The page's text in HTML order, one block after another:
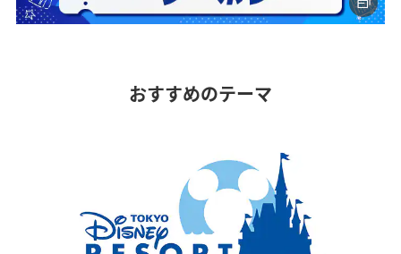
おすすめのテーマ